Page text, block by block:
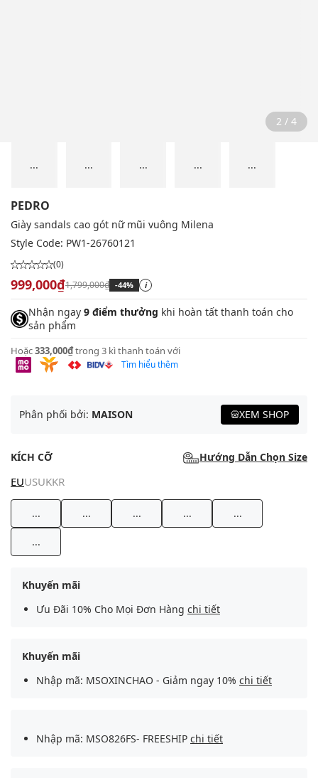
2 / 4
... ... ... ... ...
PEDRO
Giày sandals cao gót nữ mũi vuông Milena
Style Code: PW1-26760121
(0)
999,000₫1,799,000₫ -44% i
Nhận ngay 9 điểm thưởng khi hoàn tất thanh toán cho
sản phẩm
Hoặc333,000₫trong 3 kì thanh toán với
Tìm hiểu thêm
Phân phối bởi: MAISON XEM SHOP
KÍCH CỠ Hướng Dẫn Chọn Size
EUUSUKKR
... ... ... ... ...
...
Khuyến mãi
Ưu Đãi 10% Cho Mọi Đơn Hàng chi tiết
Khuyến mãi
Nhập mã: MSOXINCHAO - Giảm ngay 10% chi tiết
Nhập mã: MSO826FS- FREESHIP chi tiết